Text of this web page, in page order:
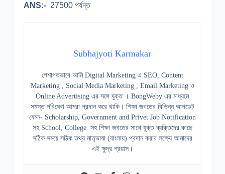
ANS:-27500 পর্যন্ত
Subhajyoti Karmakar
পেশাগতভাবে আমি Digital Marketing এ SEO, Content
Marketing , Social Media Marketing , Email Marketing ও
Online Advertising এর সঙ্গে যুক্ত । BongWeby এর মাধ্যমে
সমস্ত পরিষেবা আমরা প্রদান করে থাকি। শিক্ষা জগতের বিভিন্ন আপডেট
যেমন- Scholarship, Government and Privet Job Notification
সহ School, College সহ শিক্ষা জগতের সাথে যুক্ত ব্যক্তিদের কাছে
সঠিক সময়ে সঠিক তথ্য মাতৃভাষা (বাংলায়) প্রদান করার লক্ষ্যে আমাদের
এই ক্ষুদ্র প্রয়াস।